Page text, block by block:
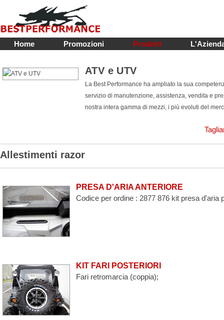
Home Promozioni Prodotti
ATV e UTV
La Best Performance ha ampliato la sua
servizio di manutenzione, assistenza, vendita e
nostra intera gamma di mezzi, i più evoluti del
Allestimenti razor
PRESA D'ARIA ANTERIORE
Codice per ordine : 2877 876 kit presa d'aria
KIT FARI POSTERIORI
Fari retromarcia (coppia);